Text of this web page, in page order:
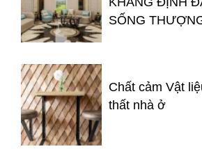
SỐNG
Chất cảm Vật
thất nhà ở